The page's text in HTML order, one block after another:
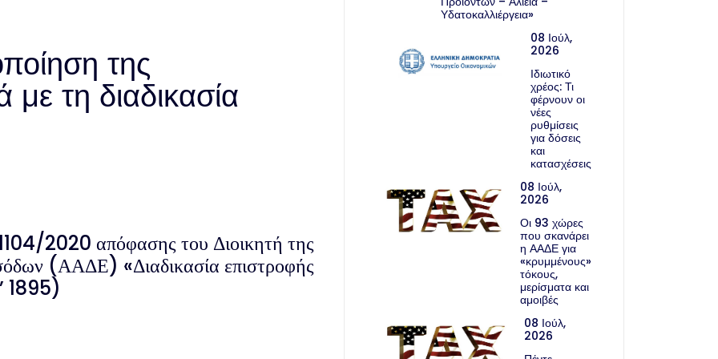
της
τη διαδικασία
2020 απόφασης του Διοικητή της
(ΑΑΔΕ) «Διαδικασία επιστροφής
1895)
Υδατοκαλλιέργεια»
08 Ιούλ,
2026
Ιδιωτικό
χρέος: Τι
φέρνουν οι
νέες
ρυθμίσεις
για δόσεις
και
κατασχέσεις
08 Ιούλ,
2026
Οι 93 χώρες
που σκανάρει
η ΑΑΔΕ για
«κρυμμένους»
τόκους,
μερίσματα και
αμοιβές
08 Ιούλ,
2026